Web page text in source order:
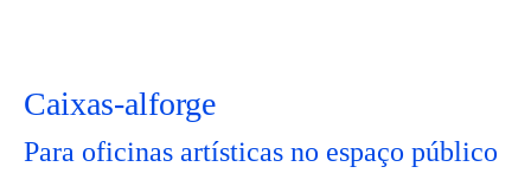
Caixas-alforge
Para oficinas artísticas no espaço público